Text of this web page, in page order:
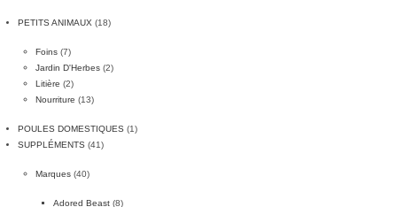
PETITS ANIMAUX (18)
Foins (7)
Jardin D'Herbes (2)
Litière (2)
Nourriture (13)
POULES DOMESTIQUES (1)
SUPPLÉMENTS (41)
Marques (40)
Adored Beast (8)